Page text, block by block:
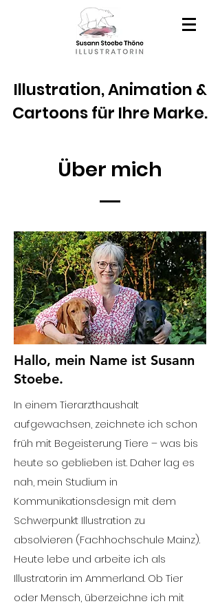
Illustration, Animation &
Cartoons für Ihre Marke.
Über mich
Hallo, mein Name ist Susann
Stoebe.
In einem Tierarzthaushalt
aufgewachsen, zeichnete ich schon
früh mit Begeisterung Tiere – was bis
heute so geblieben ist. Daher lag es
nah, mein Studium in
Kommunikationsdesign mit dem
Schwerpunkt Illustration zu
absolvieren (Fachhochschule Mainz).
Heute lebe und arbeite ich als
Illustratorin im Ammerland. Ob Tier
oder Mensch, überzeichne ich mit